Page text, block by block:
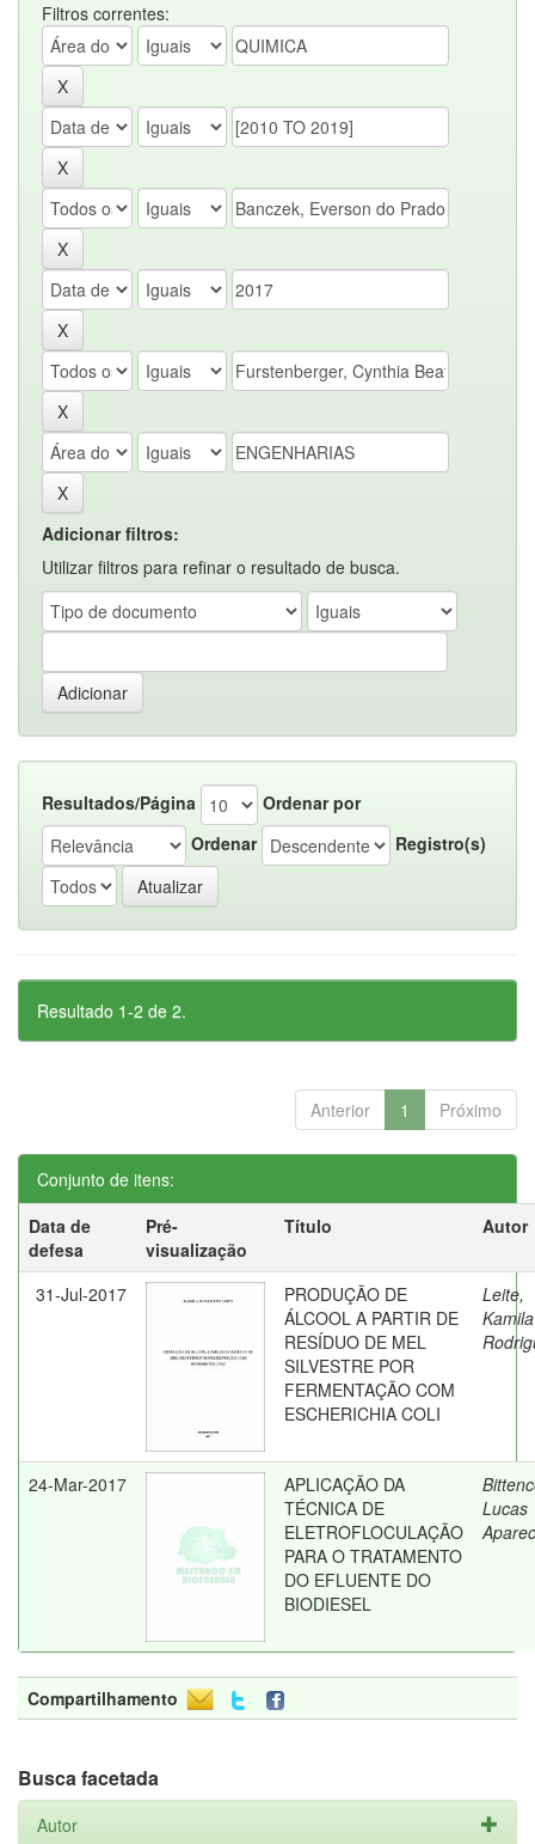
Filtros correntes:
Adicionar filtros:
Utilizar filtros para refinar o resultado de busca.
Resultados/Página
Ordenar por
Ordenar
Registro(s)
Resultado 1-2 de 2.
Anterior 1 Próximo
Conjunto de itens:
Data de
defesa
Pré-
visualização
Título Autor
31-Jul-2017
PRODUÇÃO DE
ÁLCOOL A PARTIR DE
RESÍDUO DE MEL
SILVESTRE POR
FERMENTAÇÃO COM
ESCHERICHIA COLI
Leite,
Kamila
24-Mar-2017
APLICAÇÃO DA
TÉCNICA DE
ELETROFLOCULAÇÃO
PARA O TRATAMENTO
DO EFLUENTE DO
BIODIESEL
Lucas
Compartilhamento
Busca facetada
Autor